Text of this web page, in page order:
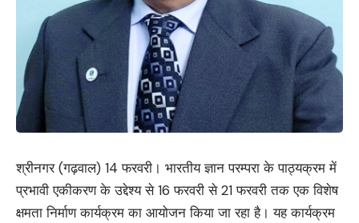
श्रीनगर (गढ़वाल) 14 फरवरी। भारतीय ज्ञान परम्परा के पाठ्यक्रम में
प्रभावी एकीकरण के उद्देश्य से 16 फरवरी से 21 फरवरी तक एक विशेष
क्षमता निर्माण कार्यक्रम का आयोजन किया जा रहा है। यह कार्यक्रम